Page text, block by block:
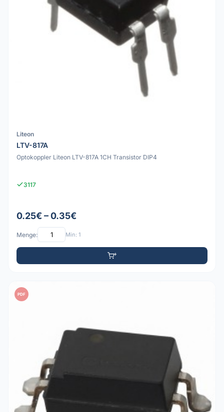
Liteon
LTV-817A
Optokoppler Liteon LTV-817A 1CH Transistor DIP4
3117
0.25€ – 0.35€
Menge: Min: 1
PDF